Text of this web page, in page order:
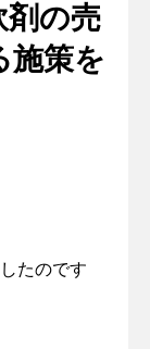
の売
施策を
たのです